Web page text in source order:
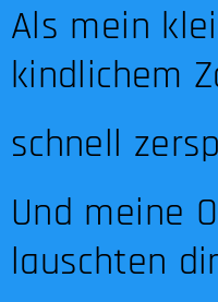
Als mein
kindlichem
schnell
Und meine
lauschten dir